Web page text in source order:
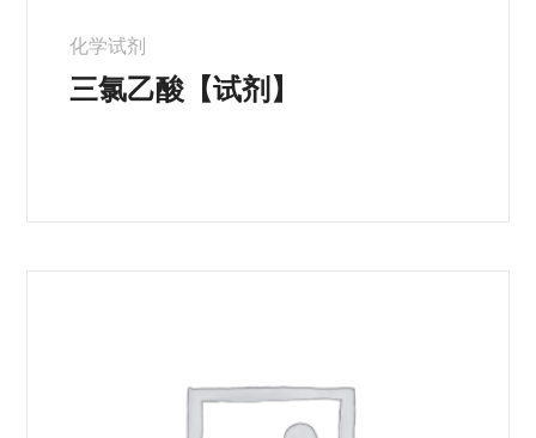
化学试剂
三氯乙酸【试剂】